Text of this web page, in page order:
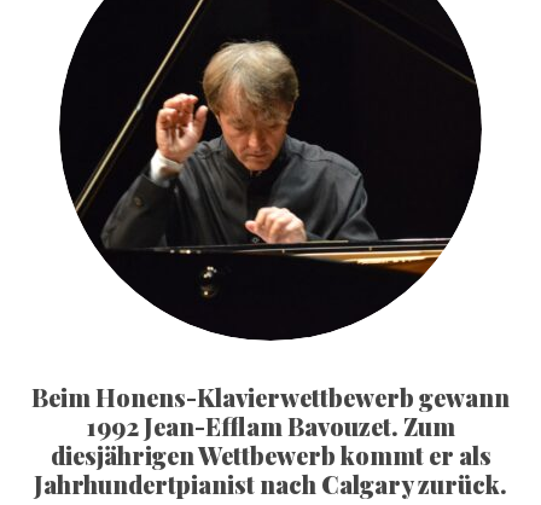
Beim Honens-Klavierwettbewerb gewann
1992 Jean-Efflam Bavouzet. Zum
diesjährigen Wettbewerb kommt er als
Jahrhundertpianist nach Calgary zurück.